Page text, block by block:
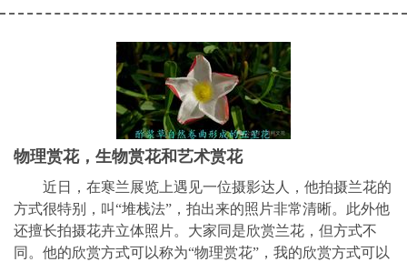
物理赏花，生物赏花和艺术赏花
近日，在寒兰展览上遇见一位摄影达人，他拍摄兰花的
方式很特别，叫“堆栈法”，拍出来的照片非常清晰。此外他
还擅长拍摄花卉立体照片。大家同是欣赏兰花，但方式不
同。他的欣赏方式可以称为“物理赏花”，我的欣赏方式可以